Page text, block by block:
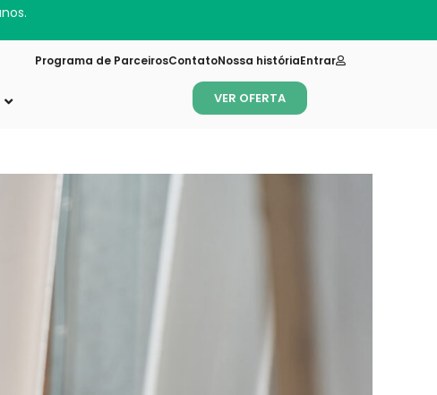
Entrar
Nossa história
Contato
Programa de Parceiros
VER OFERTA